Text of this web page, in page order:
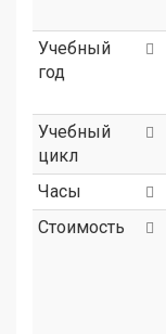
Учебный
год
Учебный
цикл
Часы
Стоимость